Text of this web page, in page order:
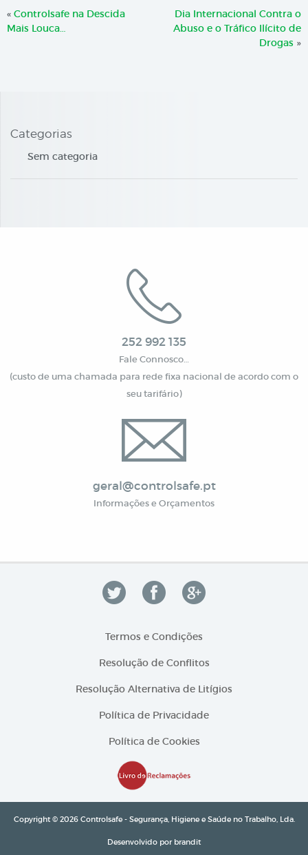
« Controlsafe na Descida
Mais Louca…
Dia Internacional Contra o
Abuso e o Tráfico Ilícito de
Drogas »
Categorias
Sem categoria
252 992 135
Fale Connosco…
(custo de uma chamada para rede fixa nacional de acordo com o
seu tarifário)
geral@controlsafe.pt
Informações e Orçamentos
Termos e Condições
Resolução de Conflitos
Resolução Alternativa de Litígios
Política de Privacidade
Política de Cookies
Copyright © 2026 Controlsafe - Segurança, Higiene e Saúde no Trabalho, Lda.
Desenvolvido por brandit